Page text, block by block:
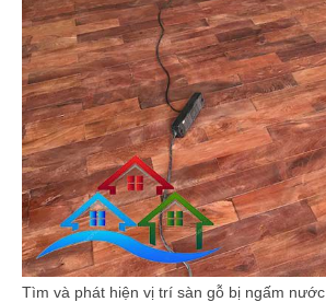
Tìm và phát hiện vị trí sàn gỗ bị ngấm nước